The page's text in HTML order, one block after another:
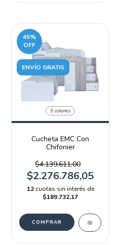
45%
OFF
ENVÍO GRATIS
3 colores
Cucheta EMC Con
Chifonier
$4.139.611,00
$2.276.786,05
12 cuotas sin interés de
$189.732,17
COMPRAR